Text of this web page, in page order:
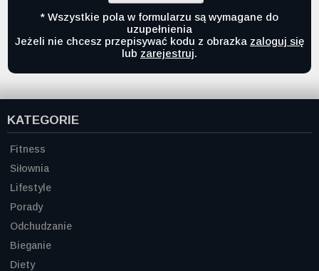
* Wszystkie pola w formularzu są wymagane do
uzupełnienia
Jeżeli nie chcesz przepisywać kodu z obrazka zaloguj się
lub zarejestruj.
KATEGORIE
Fitness
Siłownia
Lifestyle
Porady
Odchudzanie
Bieganie
Diety